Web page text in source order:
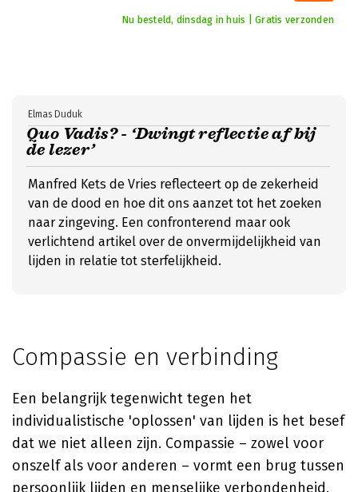
Nu besteld, dinsdag in huis | Gratis verzonden
Quo Vadis? - ‘Dwingt reflectie af bij
de lezer’
Elmas Duduk
Manfred Kets de Vries reflecteert op de zekerheid
van de dood en hoe dit ons aanzet tot het zoeken
naar zingeving. Een confronterend maar ook
verlichtend artikel over de onvermijdelijkheid van
lijden in relatie tot sterfelijkheid.
Compassie en verbinding
Een belangrijk tegenwicht tegen het
individualistische 'oplossen' van lijden is het besef
dat we niet alleen zijn. Compassie – zowel voor
onszelf als voor anderen – vormt een brug tussen
persoonlijk lijden en menselijke verbondenheid.